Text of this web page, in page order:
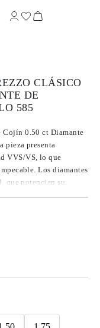
CLÁSICO
DE
585
Cojín 0.50 ct Diamante
pieza presenta
VVS/VS, lo que
Los diamantes
que potencian su